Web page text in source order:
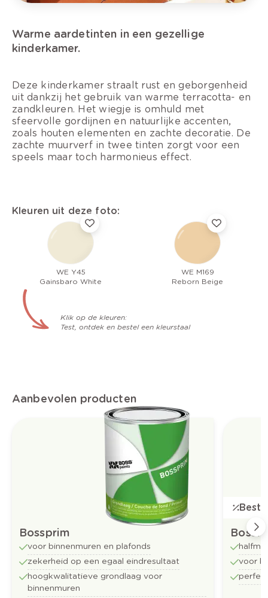
Warme aardetinten in een gezellige
kinderkamer.
Deze kinderkamer straalt rust en geborgenheid
uit dankzij het gebruik van warme terracotta- en
zandkleuren. Het wiegje is omhuld met
sfeervolle gordijnen en natuurlijke accenten,
zoals houten elementen en zachte decoratie. De
zachte muurverf in twee tinten zorgt voor een
speels maar toch harmonieus effect.
Kleuren uit deze foto:
WE Y45
Gainsbaro White
WE M169
Reborn Beige
Klik op de kleuren:
Test, ontdek en bestel een kleurstaal
Aanbevolen producten
Bossprim
voor binnenmuren en plafonds
zekerheid op een egaal eindresultaat
hoogkwalitatieve grondlaag voor
binnenmuren
voor